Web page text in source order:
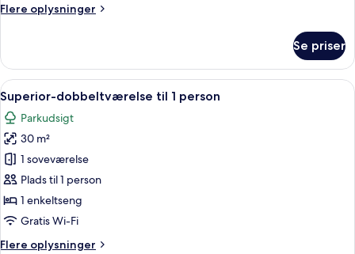
Flere oplysninger
Flere
værelse
til
3
personer
Se priser
Indlæs
alle
billeder
af
Superior-
dobbeltværelse
til
1
Et moderne hotelværelse med seng,
4
Superior-dobbeltværelse til 1 person
Parkudsigt
30 m²
1 soveværelse
Plads til 1 person
1 enkeltseng
Gratis Wi-Fi
Flere oplysninger
Flere